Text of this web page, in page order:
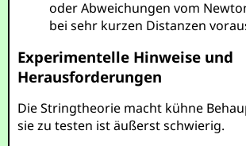
oder Abweichungen vom
bei sehr kurzen Distanzen
Experimentelle Hinweise und
Herausforderungen
Die Stringtheorie macht kühne
sie zu testen ist äußerst schwierig.